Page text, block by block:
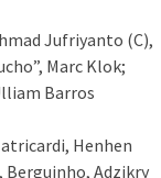
Jufriyanto (C),
Marc Klok;
Barros
Henhen
Berguinho, Adzikry